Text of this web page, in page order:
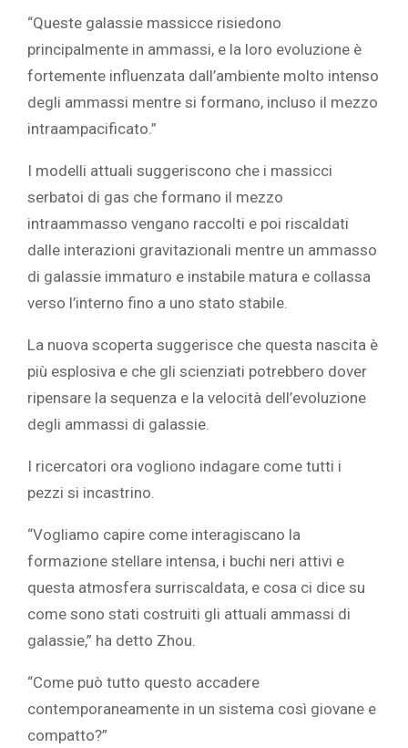
“Queste galassie massicce risiedono
principalmente in ammassi, e la loro evoluzione è
fortemente influenzata dall’ambiente molto intenso
degli ammassi mentre si formano, incluso il mezzo
intraampacificato.”
I modelli attuali suggeriscono che i massicci
serbatoi di gas che formano il mezzo
intraammasso vengano raccolti e poi riscaldati
dalle interazioni gravitazionali mentre un ammasso
di galassie immaturo e instabile matura e collassa
verso l’interno fino a uno stato stabile.
La nuova scoperta suggerisce che questa nascita è
più esplosiva e che gli scienziati potrebbero dover
ripensare la sequenza e la velocità dell’evoluzione
degli ammassi di galassie.
I ricercatori ora vogliono indagare come tutti i
pezzi si incastrino.
“Vogliamo capire come interagiscano la
formazione stellare intensa, i buchi neri attivi e
questa atmosfera surriscaldata, e cosa ci dice su
come sono stati costruiti gli attuali ammassi di
galassie,” ha detto Zhou.
“Come può tutto questo accadere
contemporaneamente in un sistema così giovane e
compatto?”